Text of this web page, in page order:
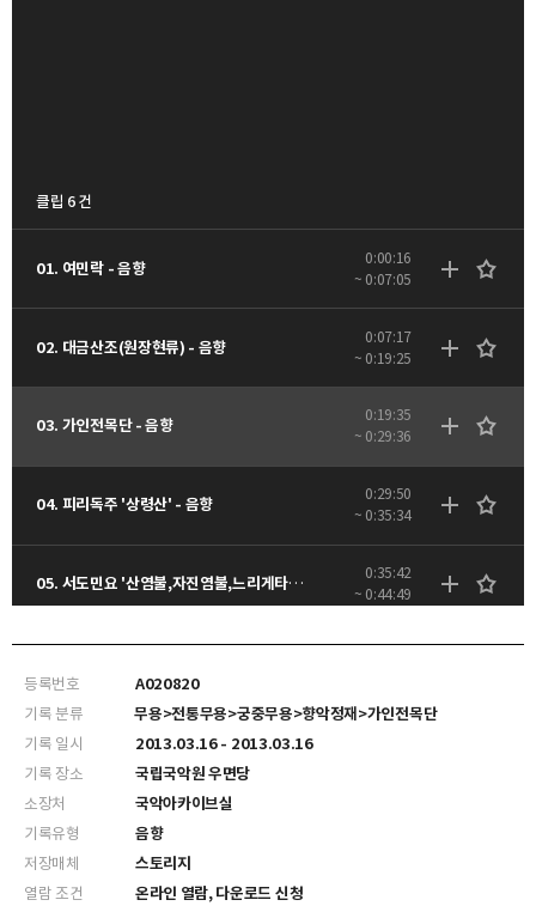
클립 6 건
01. 여민락 - 음향
0:00:16
~ 0:07:05
02. 대금산조(원장현류) - 음향
0:07:17
~ 0:19:25
03. 가인전목단 - 음향
0:19:35
~ 0:29:36
04. 피리독주 '상령산' - 음향
0:29:50
~ 0:35:34
05. 서도민요 '산염불,자진염불,느리게타령,금다래타령' - 음향
0:35:42
~ 0:44:49
등록번호
A020820
기록 분류
무용>전통무용>궁중무용>향악정재>가인전목단
기록 일시
2013.03.16 - 2013.03.16
기록 장소
국립국악원 우면당
소장처
국악아카이브실
기록유형
음향
저장매체
스토리지
열람 조건
온라인 열람, 다운로드 신청